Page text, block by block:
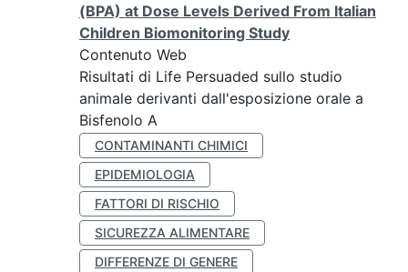
(BPA) at Dose Levels Derived From Italian
Children Biomonitoring Study
Contenuto Web
Risultati di Life Persuaded sullo studio
animale derivanti dall'esposizione orale a
Bisfenolo A
CONTAMINANTI CHIMICI
EPIDEMIOLOGIA
FATTORI DI RISCHIO
SICUREZZA ALIMENTARE
DIFFERENZE DI GENERE